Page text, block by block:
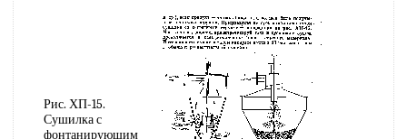
Рис. ХП-15.
Сушилка с
фонтанирующим